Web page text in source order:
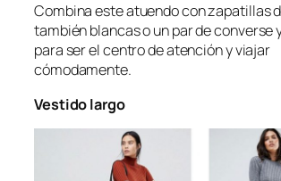
Combina este atuendo con zapatillas
también blancas o un par de converse
para ser el centro de atención y viajar
cómodamente.
Vestido largo